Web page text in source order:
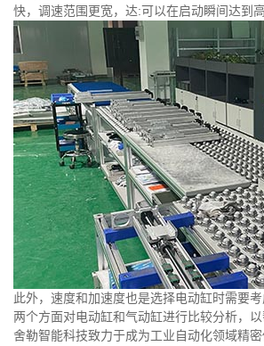
快，调速范围更宽，达:可以在启动瞬间达到
此外，速度和加速度也是选择电动缸时需要
两个方面对电动缸和气动缸进行比较分析，
舍勒智能科技致力于成为工业自动化领域精